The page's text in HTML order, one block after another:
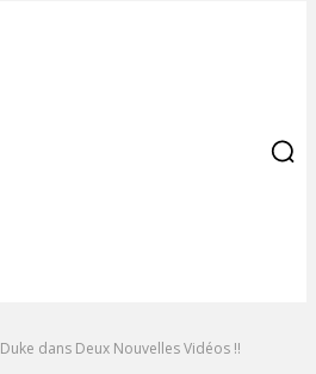
Duke dans Deux Nouvelles Vidéos !!